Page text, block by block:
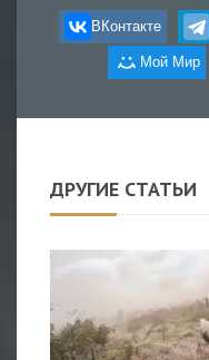
ВКонтакте
Мой Мир
ДРУГИЕ СТАТЬИ